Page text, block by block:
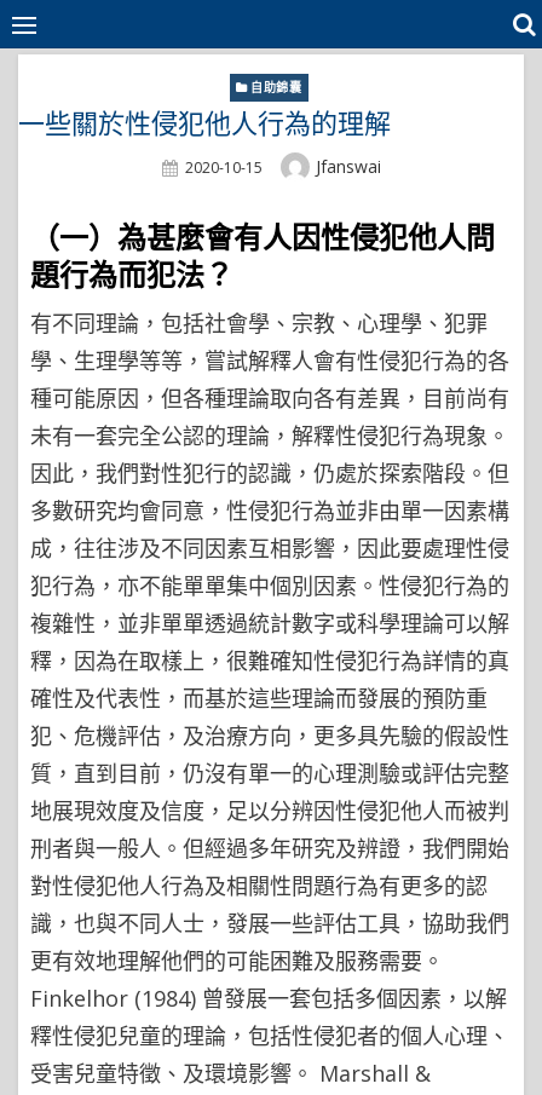
Skip
to
自助錦囊
一些關於性侵犯他人行為的理解
Posted
2020-10-15 Author
Jfanswai
（一）為甚麼會有人因性侵犯他人問
題行為而犯法？
有不同理論，包括社會學、宗教、心理學、犯罪
學、生理學等等，嘗試解釋人會有性侵犯行為的各
種可能原因，但各種理論取向各有差異，目前尚有
未有一套完全公認的理論，解釋性侵犯行為現象。
因此，我們對性犯行的認識，仍處於探索階段。但
多數研究均會同意，性侵犯行為並非由單一因素構
成，往往涉及不同因素互相影響，因此要處理性侵
犯行為，亦不能單單集中個別因素。性侵犯行為的
複雜性，並非單單透過統計數字或科學理論可以解
釋，因為在取樣上，很難確知性侵犯行為詳情的真
確性及代表性，而基於這些理論而發展的預防重
犯、危機評估，及治療方向，更多具先驗的假設性
質，直到目前，仍沒有單一的心理測驗或評估完整
地展現效度及信度，足以分辨因性侵犯他人而被判
刑者與一般人。但經過多年研究及辨證，我們開始
對性侵犯他人行為及相關性問題行為有更多的認
識，也與不同人士，發展一些評估工具，協助我們
更有效地理解他們的可能困難及服務需要。
Finkelhor (1984) 曾發展一套包括多個因素，以解
釋性侵犯兒童的理論，包括性侵犯者的個人心理、
受害兒童特徵、及環境影響。 Marshall &